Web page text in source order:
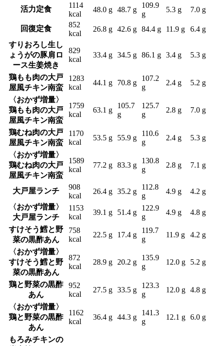
活力定食
1114
kcal
48.0 g 48.7 g
109.9
g
5.3 g 7.0 g
回復定食
852
kcal
26.8 g 42.6 g 84.4 g 11.9 g
6.4 g
すりおろし生し
ょうがの豚肩ロ
ース生姜焼き
829
kcal
33.4 g 34.5 g 86.1 g 3.4 g 5.3 g
鶏もも肉の大戸
屋風チキン南蛮
1283
kcal
44.1 g 70.8 g
107.2
g
2.4 g 5.2 g
〈おかず増量〉
鶏もも肉の大戸
屋風チキン南蛮
1759
kcal
63.1 g
105.7
g
125.7
g
2.8 g 7.0 g
鶏むね肉の大戸
屋風チキン南蛮
1170
kcal
53.5 g 55.9 g
110.6
g
2.4 g 5.3 g
〈おかず増量〉
鶏むね肉の大戸
屋風チキン南蛮
1589
kcal
77.2 g 83.3 g
130.8
g
2.8 g 7.1 g
大戸屋ランチ
908
kcal
26.4 g 35.2 g
112.8
g
4.9 g
4.2 g
〈おかず増量〉
大戸屋ランチ
1153
kcal
39.1 g 51.4 g
122.9
g
4.9 g 4.8 g
すけそう鱈と野
菜の黒酢あん
758
kcal
22.5 g 17.4 g
119.7
g
11.9 g 4.2 g
〈おかず増量〉
すけそう鱈と野
菜の黒酢あん
872
kcal
28.9 g 20.2 g
135.9
g
12.0 g 5.2 g
鶏と野菜の黒酢
あん
952
kcal
27.5 g 33.5 g
123.3
g
12.0 g 4.8 g
〈おかず増量〉
鶏と野菜の黒酢
あん
1162
kcal
36.4 g 44.3 g
141.3
g
12.1 g 6.0 g
もろみチキンの